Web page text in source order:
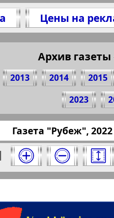
Цены на
Архив
2013 2014 2015
2023
Выберите номер и
Газета "Рубеж",
|
Номер: 1, 2022
1 стр. газеты
(Нажмите, чтобы